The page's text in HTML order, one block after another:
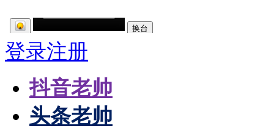
登录注册
抖音老帅
头条老帅